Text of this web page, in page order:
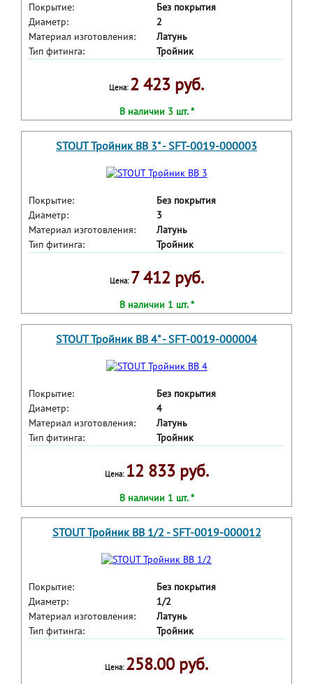
Покрытие:
Без покрытия
Диаметр:
2
Материал изготовления:
Латунь
Тип фитинга:
Тройник
Цена: 2 423 руб.
В наличии 3 шт. *
STOUT Тройник ВВ 3" - SFT-0019-000003
Покрытие:
Без покрытия
Диаметр:
3
Материал изготовления:
Латунь
Тип фитинга:
Тройник
Цена: 7 412 руб.
В наличии 1 шт. *
STOUT Тройник ВВ 4" - SFT-0019-000004
Покрытие:
Без покрытия
Диаметр:
4
Материал изготовления:
Латунь
Тип фитинга:
Тройник
Цена: 12 833 руб.
В наличии 1 шт. *
STOUT Тройник ВВ 1/2 - SFT-0019-000012
Покрытие:
Без покрытия
Диаметр:
1/2
Материал изготовления:
Латунь
Тип фитинга:
Тройник
Цена: 258.00 руб.